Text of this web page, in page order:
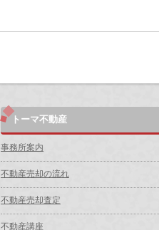
トーマ不動産
事務所案内
不動産売却の流れ
不動産売却査定
不動産講座